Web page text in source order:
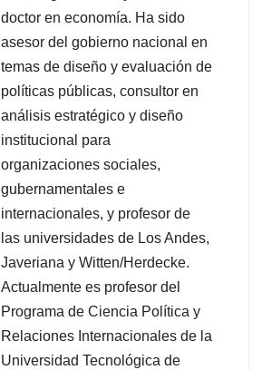
doctor en economía. Ha sido
asesor del gobierno nacional en
temas de diseño y evaluación de
políticas públicas, consultor en
análisis estratégico y diseño
institucional para
organizaciones sociales,
gubernamentales e
internacionales, y profesor de
las universidades de Los Andes,
Javeriana y Witten/Herdecke.
Actualmente es profesor del
Programa de Ciencia Política y
Relaciones Internacionales de la
Universidad Tecnológica de